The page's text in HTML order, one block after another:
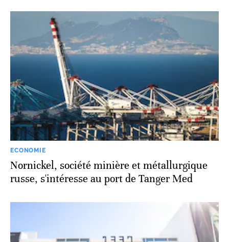
ECONOMIE
Nornickel, société minière et métallurgique
russe, s'intéresse au port de Tanger Med